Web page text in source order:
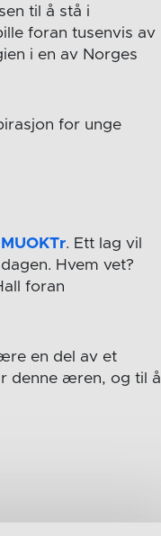
til å stå i
foran tusenvis av
i en av Norges
for unge
. Ett lag vil
Hvem vet?
foran
en del av et
denne æren, og til å